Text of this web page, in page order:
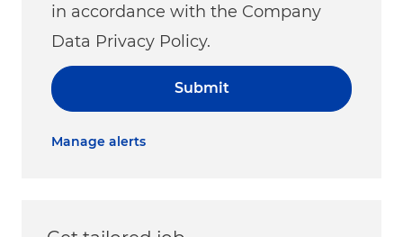
in accordance with the Company
Data Privacy Policy.
Submit
Manage alerts